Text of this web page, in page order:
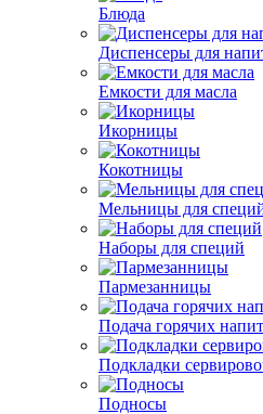
Блюда
Диспенсеры для
Емкости для масла
Икорницы
Кокотницы
Мельницы для
Наборы для специй
Пармезанницы
Подача горячих
Подкладки
Подносы